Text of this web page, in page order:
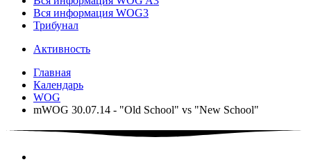
Вся информация WOG3
Трибунал
Активность
Главная
Календарь
WOG
mWOG 30.07.14 - "Old School" vs "New School"